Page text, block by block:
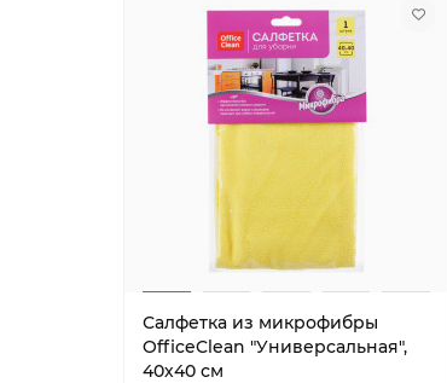
Салфетка из микрофибры
OfficeClean "Универсальная",
40х40 см